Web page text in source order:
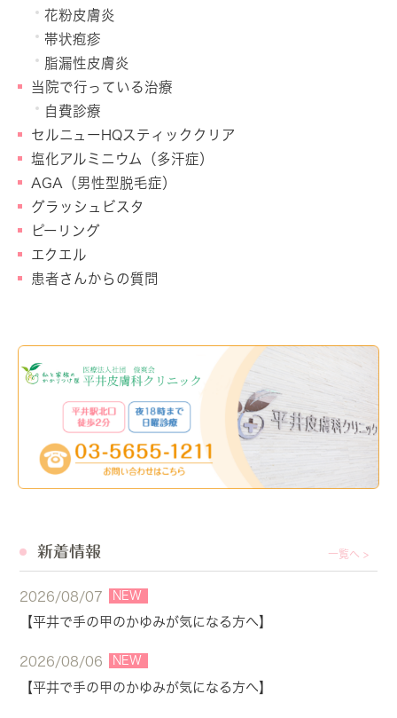
花粉皮膚炎
帯状疱疹
脂漏性皮膚炎
当院で行っている治療
自費診療
セルニューHQスティッククリア
塩化アルミニウム（多汗症）
AGA（男性型脱毛症）
グラッシュビスタ
ピーリング
エクエル
患者さんからの質問
新着情報 一覧へ >
2026/08/07 NEW
【平井で手の甲のかゆみが気になる方へ】
2026/08/06 NEW
【平井で手の甲のかゆみが気になる方へ】